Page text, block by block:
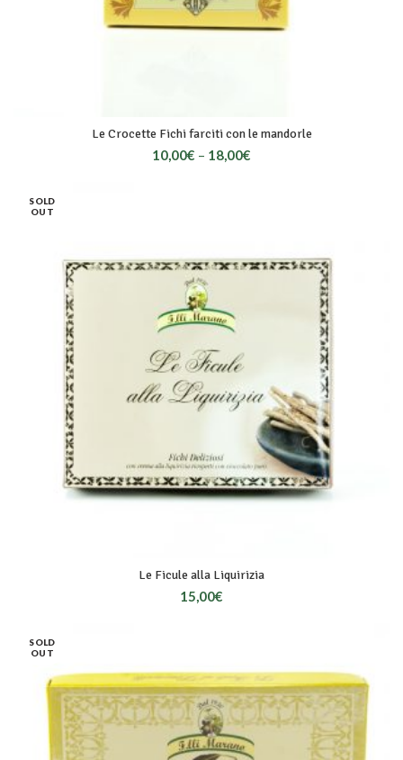
Le Crocette Fichi farciti con le mandorle
10,00€ – 18,00€
SOLD
OUT
Le Ficule alla Liquirizia
15,00€
SOLD
OUT